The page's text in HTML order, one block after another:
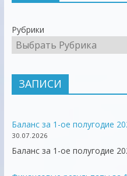
Рубрики
ЗАПИСИ
Баланс за 1-ое полугодие
30.07.2026
Баланс за 1-ое полугодие